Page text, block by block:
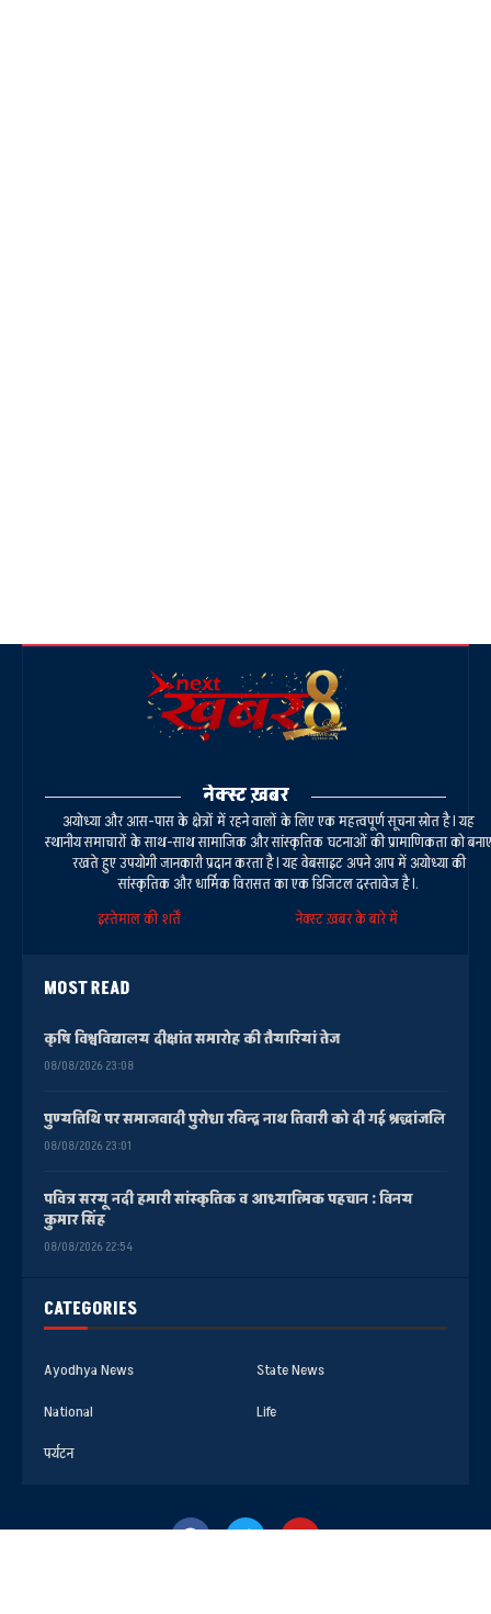
CATEGORIES
Ayodhya News
State News
National
Life
पर्यटन
नेक्स्ट ख़बर
अयोध्या और आस-पास के क्षेत्रों में रहने वालों के लिए एक महत्वपूर्ण सूचना स्रोत है। यह
स्थानीय समाचारों के साथ-साथ सामाजिक और सांस्कृतिक घटनाओं की प्रामाणिकता को बनाए
रखते हुए उपयोगी जानकारी प्रदान करता है। यह वेबसाइट अपने आप में अयोध्या की
सांस्कृतिक और धार्मिक विरासत का एक डिजिटल दस्तावेज है।.
इस्तेमाल की शर्तें
नेक्स्ट ख़बर के बारे में
MOST READ
कृषि विश्वविद्यालय दीक्षांत समारोह की तैयारियां तेज
08/08/2026 23:08
पुण्यतिथि पर समाजवादी पुरोधा रविन्द्र नाथ तिवारी को दी गई श्रद्धांजलि
08/08/2026 23:01
पवित्र सरयू नदी हमारी सांस्कृतिक व आध्यात्मिक पहचान : विनय
कुमार सिंह
08/08/2026 22:54